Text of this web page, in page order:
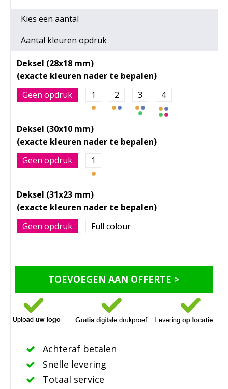
Kies een aantal
Aantal kleuren opdruk
Deksel (28x18 mm)
Geen opdruk 1 2 3 4
Deksel (30x10 mm)
Geen opdruk 1
Deksel (31x23 mm)
Geen opdruk Full colour
TOEVOEGEN AAN OFFERTE >
Achteraf betalen
Snelle levering
Totaal service